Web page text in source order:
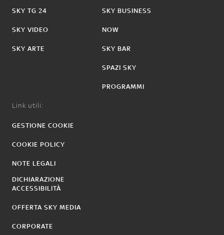
SKY TG 24
SKY VIDEO
SKY ARTE
SKY BUSINESS
NOW
SKY BAR
SPAZI SKY
PROGRAMMI
Link utili:
GESTIONE COOKIE
COOKIE POLICY
NOTE LEGALI
DICHIARAZIONE
ACCESSIBILITÀ
OFFERTA SKY MEDIA
CORPORATE